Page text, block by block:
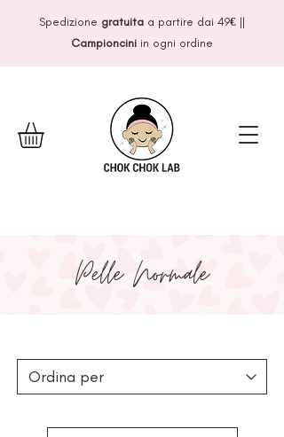
Spedizione gratuitaa partire dai 49€||
Campioncini in ogni ordine
Pelle Normale